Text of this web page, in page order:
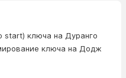
start) ключа на Дуранго
ключа на Додж